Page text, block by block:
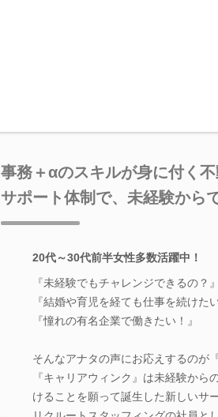
事務＋αのスキルが身に付く
サポート体制で、未経験から
20代～30代前半女性多数活躍中！
『未経験でもチャレンジできるの？』
『結婚や育児を経ても仕事を続けたい
『憧れの有名企業で働きたい！』
そんなアナタの声にお応えするのが
『キャリアウィンク』は未経験か
けることを願って誕生した新しいサー